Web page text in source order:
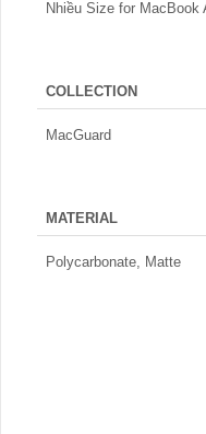
Nhiều Size for MacBook
COLLECTION
MacGuard
MATERIAL
Polycarbonate, Matte